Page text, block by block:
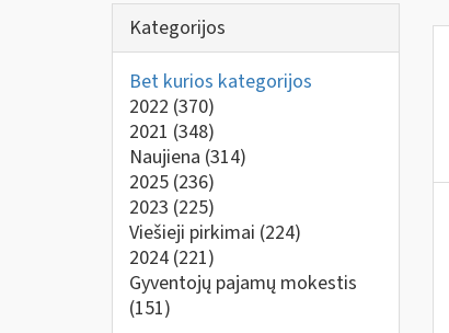
Kategorijos
Bet kurios kategorijos
2022 (370)
2021 (348)
Naujiena (314)
2025 (236)
2023 (225)
Viešieji pirkimai (224)
2024 (221)
Gyventojų pajamų mokestis
(151)